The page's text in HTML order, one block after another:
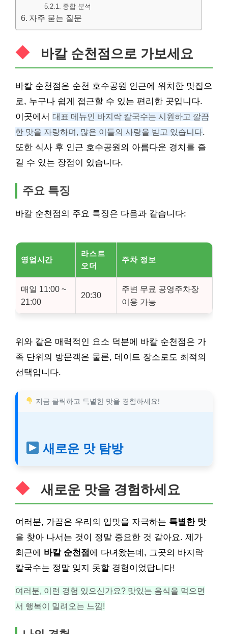
종합 분석
자주 묻는 질문
바칼 순천점으로 가보세요
바칼 순천점은 순천 호수공원 인근에 위치한 맛집으
로, 누구나 쉽게 접근할 수 있는 편리한 곳입니다.
이곳에서 대표 메뉴인 바지락 칼국수는 시원하고 깔끔
한 맛을 자랑하며, 많은 이들의 사랑을 받고 있습니다.
또한 식사 후 인근 호수공원의 아름다운 경치를 즐
길 수 있는 장점이 있습니다.
주요 특징
바칼 순천점의 주요 특징은 다음과 같습니다:
영업시간
라스트
오더
주차 정보
매일 11:00 ~
21:00
20:30
주변 무료 공영주차장
이용 가능
위와 같은 매력적인 요소 덕분에 바칼 순천점은 가
족 단위의 방문객은 물론, 데이트 장소로도 최적의
선택입니다.
지금 클릭하고 특별한 맛을 경험하세요!
새로운 맛 탐방
새로운 맛을 경험하세요
여러분, 가끔은 우리의 입맛을 자극하는 특별한 맛
을 찾아 나서는 것이 정말 중요한 것 같아요. 제가
최근에 바칼 순천점에 다녀왔는데, 그곳의 바지락
칼국수는 정말 잊지 못할 경험이었답니다!
여러분, 이런 경험 있으신가요? 맛있는 음식을 먹으면
서 행복이 밀려오는 느낌!